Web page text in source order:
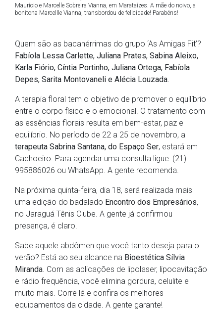
Maurício e Marcelle Sobreira Vianna, em Marataízes. A mãe do noivo, a
bonitona Marcellle Vianna, transbordou de felicidade! Parabéns!
Quem são as bacanérrimas do grupo ‘As Amigas Fit’?
Fabíola Lessa Carlette, Juliana Prates, Sabina Aleixo,
Karla Fiório, Cíntia Portinho, Juliana Ortega, Fabíola
Depes, Sarita Montovaneli e Alécia Louzada.
A terapia floral tem o objetivo de promover o equilíbrio
entre o corpo físico e o emocional. O tratamento com
as essências florais resulta em bem-estar, paz e
equilíbrio. No período de 22 a 25 de novembro, a
terapeuta Sabrina Santana, do Espaço Ser, estará em
Cachoeiro. Para agendar uma consulta ligue: (21)
995886026 ou WhatsApp. A gente recomenda.
Na próxima quinta-feira, dia 18, será realizada mais
uma edição do badalado Encontro dos Empresários,
no Jaraguá Tênis Clube. A gente já confirmou
presença, é claro.
Sabe aquele abdômen que você tanto deseja para o
verão? Está ao seu alcance na Bioestética Sílvia
Miranda. Com as aplicações de lipolaser, lipocavitação
e rádio frequência, você elimina gordura, celulite e
muito mais. Corre lá e confira os melhores
equipamentos da cidade. A gente garante!